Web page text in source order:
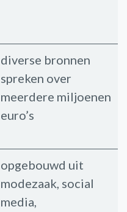
diverse bronnen
spreken over
meerdere miljoenen
euro’s
opgebouwd uit
modezaak, social
media,